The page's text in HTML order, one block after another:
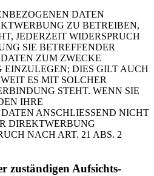
DATEN
ZU BETREIBEN,
JEDERZEIT WIDERSPRUCH
SIE BETREFFENDER
ZUM ZWECKE
EINZULEGEN; DIES GILT AUCH
ES MIT SOLCHER
STEHT. WENN SIE
IHRE
ANSCHLIESSEND NICHT
DIREKTWERBUNG
NACH ART. 21 ABS. 2
zuständigen Aufsichts­